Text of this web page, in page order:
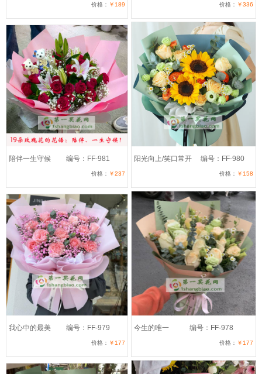
价格： ￥189 价格： ￥336
陪伴一生守候 编号：FF-981
价格： ￥237
阳光向上/笑口常开 编号：FF-980
价格： ￥158
我心中的最美 编号：FF-979
价格： ￥177
今生的唯一 编号：FF-978
价格： ￥177